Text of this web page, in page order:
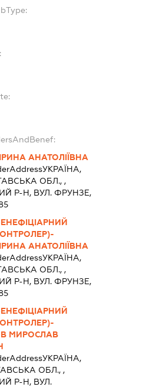
АНАТОЛІЇВНА
УКРАЇНА,
ОБЛ., ,
Р-Н, ВУЛ. ФРУНЗЕ,
АНАТОЛІЇВНА
УКРАЇНА,
ОБЛ., ,
Р-Н, ВУЛ. ФРУНЗЕ,
МИРОСЛАВ
УКРАЇНА,
ОБЛ., ,
Р-Н, ВУЛ.